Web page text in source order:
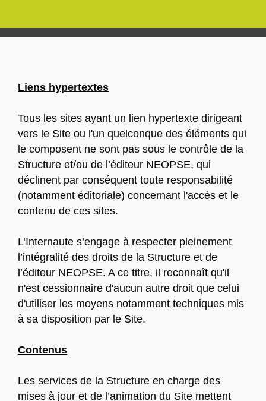
Liens hypertextes
Tous les sites ayant un lien hypertexte dirigeant
vers le Site ou l'un quelconque des éléments qui
le composent ne sont pas sous le contrôle de la
Structure et/ou de l’éditeur NEOPSE, qui
déclinent par conséquent toute responsabilité
(notamment éditoriale) concernant l'accès et le
contenu de ces sites.
L’Internaute s’engage à respecter pleinement
l’intégralité des droits de la Structure et de
l’éditeur NEOPSE. A ce titre, il reconnaît qu'il
n'est cessionnaire d'aucun autre droit que celui
d'utiliser les moyens notamment techniques mis
à sa disposition par le Site.
Contenus
Les services de la Structure en charge des
mises à jour et de l’animation du Site mettent